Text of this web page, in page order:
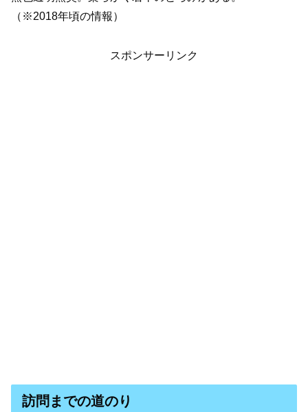
（※2018年頃の情報）
スポンサーリンク
訪問までの道のり